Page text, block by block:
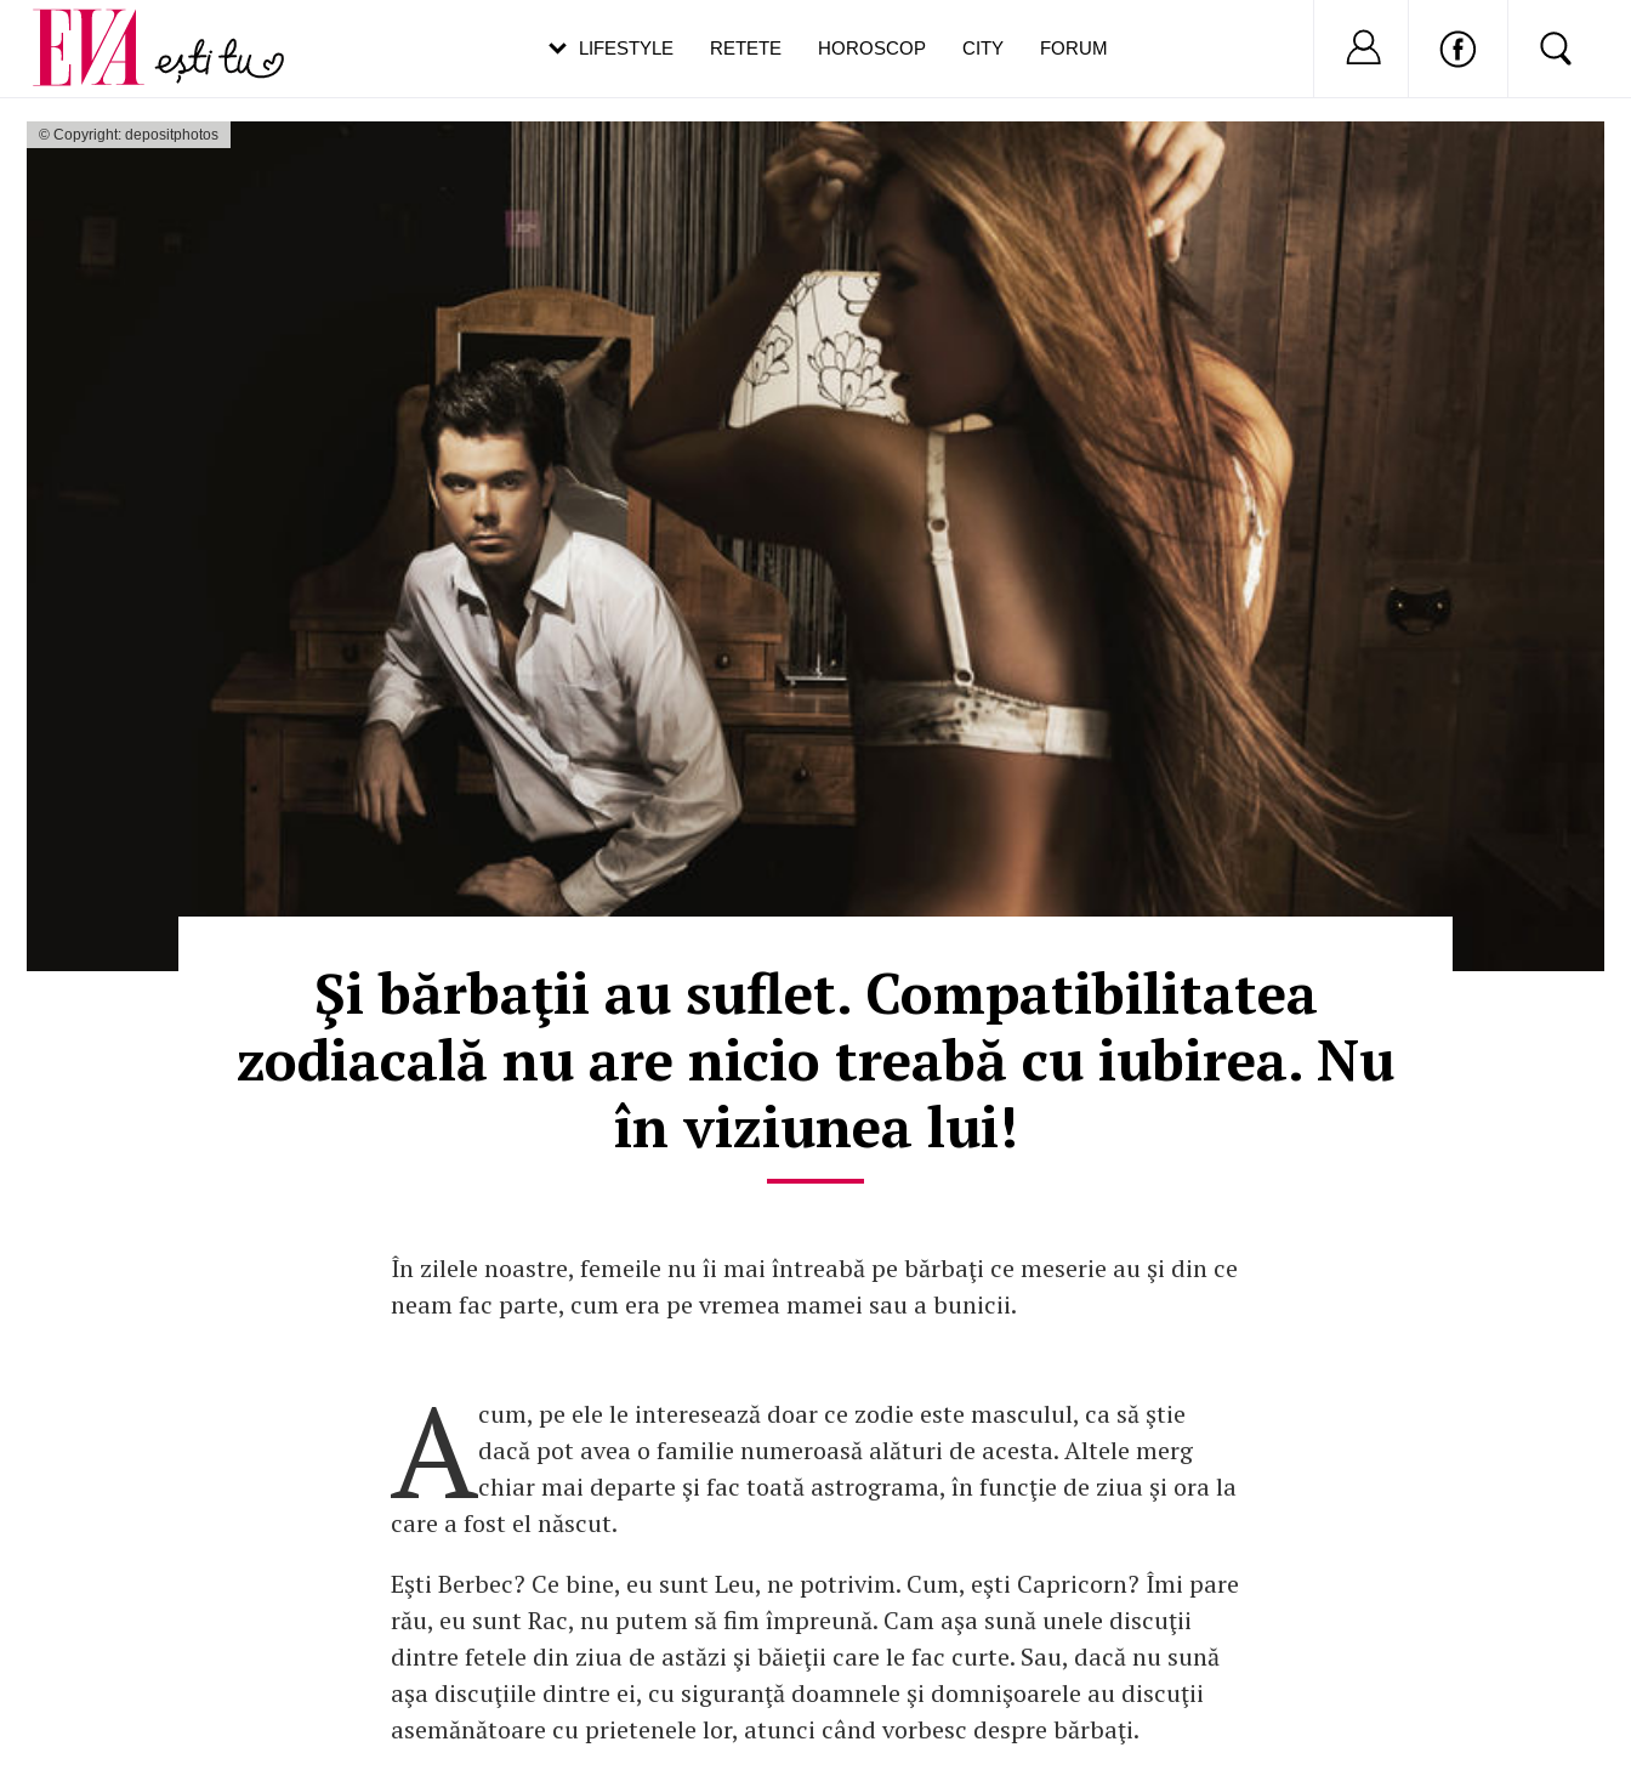
© Copyright: depositphotos
Şi bărbaţii au suflet. Compatibilitatea
zodiacală nu are nicio treabă cu iubirea. Nu
în viziunea lui!
În zilele noastre, femeile nu îi mai întreabă pe bărbaţi ce meserie au şi din ce
neam fac parte, cum era pe vremea mamei sau a bunicii.
Acum, pe ele le interesează doar ce zodie este masculul, ca să ştie
dacă pot avea o familie numeroasă alături de acesta. Altele merg
chiar mai departe şi fac toată astrograma, în funcţie de ziua şi ora la
care a fost el născut.
Eşti Berbec? Ce bine, eu sunt Leu, ne potrivim. Cum, eşti Capricorn? Îmi pare
rău, eu sunt Rac, nu putem să fim împreună. Cam aşa sună unele discuţii
dintre fetele din ziua de astăzi şi băieţii care le fac curte. Sau, dacă nu sună
aşa discuţiile dintre ei, cu siguranţă doamnele şi domnişoarele au discuţii
asemănătoare cu prietenele lor, atunci când vorbesc despre bărbaţi.
LIFESTYLE RETETE HOROSCOP CITY FORUM Nu ai cont?
Carieră
Actualitate
pe măsură ce înaintezi în vârstă